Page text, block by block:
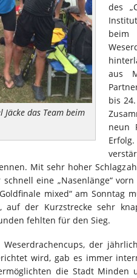
das Team beim
des
beim
aus
bis
neun
Mit sehr hoher
eine „Nasenlänge“
mixed“ am Sonntag
der Kurzstrecke sehr
fehlten für den Sieg.
der
wird, gab es immer
die Stadt Minden